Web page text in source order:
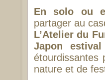
En solo ou
partager au
L’Atelier du
Japon estival
étourdissantes
nature et de